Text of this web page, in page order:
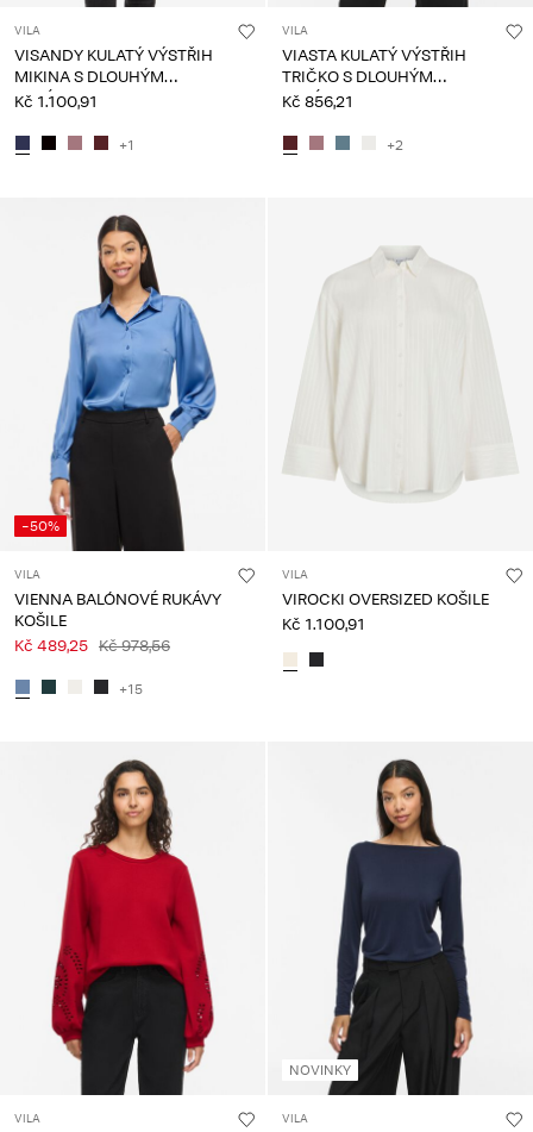
VILA
VISANDY KULATÝ VÝSTŘIH
MIKINA S DLOUHÝM
RUKÁVEM
Kč 1.100,91
+1
VILA
VIASTA KULATÝ VÝSTŘIH
TRIČKO S DLOUHÝM
RUKÁVEM
Kč 856,21
+2
-50%
VILA
VIENNA BALÓNOVÉ RUKÁVY
KOŠILE
Kč 489,25 Kč 978,56
+15
VILA
VIROCKI OVERSIZED KOŠILE
Kč 1.100,91
VILA
NOVINKY
VILA